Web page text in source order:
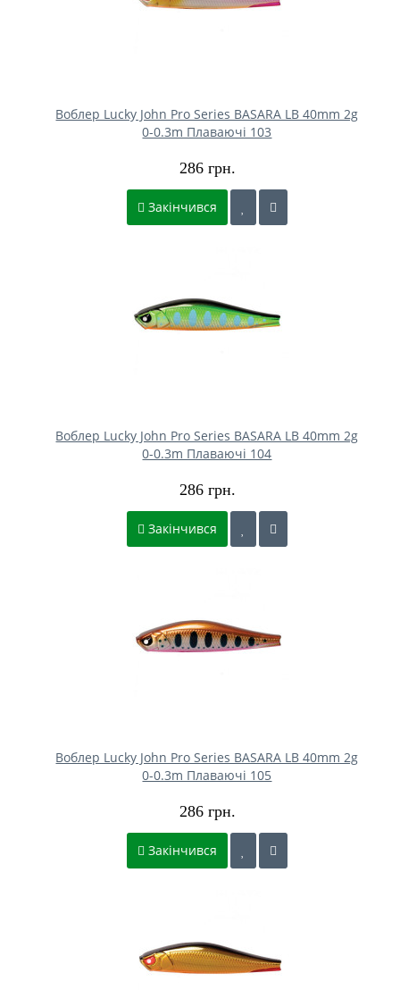
Воблер Lucky John Pro Series BASARA LB 40mm 2g
0-0.3m Плаваючі 103
286 грн.
Закінчився
Воблер Lucky John Pro Series BASARA LB 40mm 2g
0-0.3m Плаваючі 104
286 грн.
Закінчився
Воблер Lucky John Pro Series BASARA LB 40mm 2g
0-0.3m Плаваючі 105
286 грн.
Закінчився